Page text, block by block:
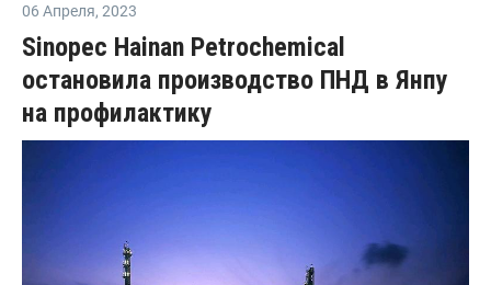
06 Апреля, 2023
Sinopec Hainan Petrochemical
остановила производство ПНД в Янпу
на профилактику